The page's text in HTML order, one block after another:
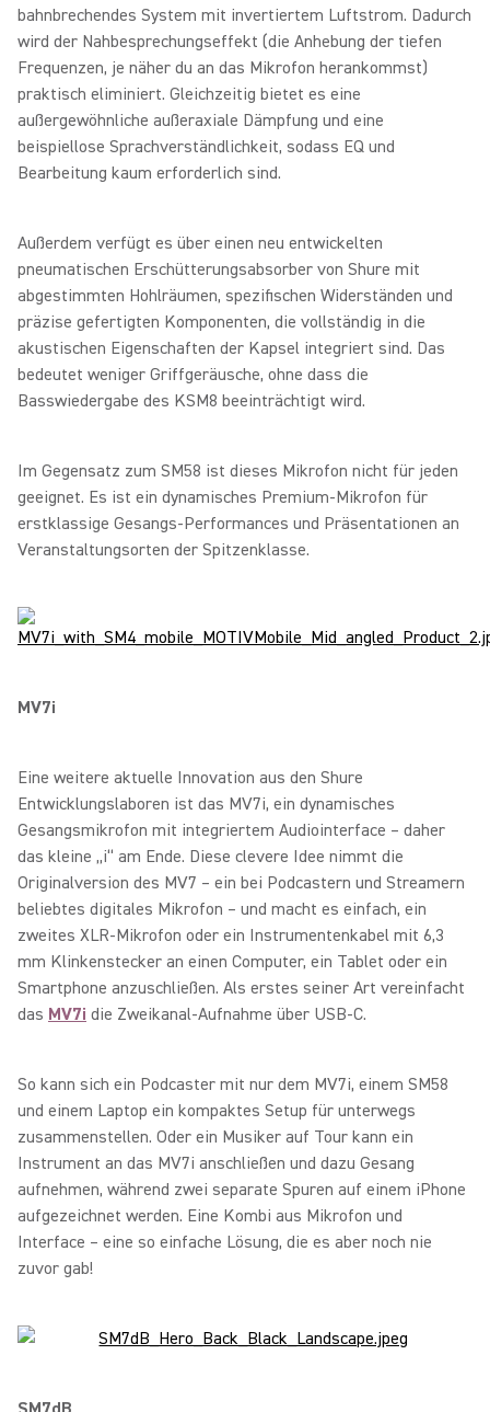
bahnbrechendes System mit invertiertem Luftstrom. Dadurch
wird der Nahbesprechungseffekt (die Anhebung der tiefen
Frequenzen, je näher du an das Mikrofon herankommst)
praktisch eliminiert. Gleichzeitig bietet es eine
außergewöhnliche außeraxiale Dämpfung und eine
beispiellose Sprachverständlichkeit, sodass EQ und
Bearbeitung kaum erforderlich sind.
Außerdem verfügt es über einen neu entwickelten
pneumatischen Erschütterungsabsorber von Shure mit
abgestimmten Hohlräumen, spezifischen Widerständen und
präzise gefertigten Komponenten, die vollständig in die
akustischen Eigenschaften der Kapsel integriert sind. Das
bedeutet weniger Griffgeräusche, ohne dass die
Basswiedergabe des KSM8 beeinträchtigt wird.
Im Gegensatz zum SM58 ist dieses Mikrofon nicht für jeden
geeignet. Es ist ein dynamisches Premium-Mikrofon für
erstklassige Gesangs-Performances und Präsentationen an
Veranstaltungsorten der Spitzenklasse.
MV7i
Eine weitere aktuelle Innovation aus den Shure
Entwicklungslaboren ist das MV7i, ein dynamisches
Gesangsmikrofon mit integriertem Audiointerface – daher
das kleine „i“ am Ende. Diese clevere Idee nimmt die
Originalversion des MV7 – ein bei Podcastern und Streamern
beliebtes digitales Mikrofon – und macht es einfach, ein
zweites XLR-Mikrofon oder ein Instrumentenkabel mit 6,3
mm Klinkenstecker an einen Computer, ein Tablet oder ein
Smartphone anzuschließen. Als erstes seiner Art vereinfacht
das MV7i die Zweikanal-Aufnahme über USB-C.
So kann sich ein Podcaster mit nur dem MV7i, einem SM58
und einem Laptop ein kompaktes Setup für unterwegs
zusammenstellen. Oder ein Musiker auf Tour kann ein
Instrument an das MV7i anschließen und dazu Gesang
aufnehmen, während zwei separate Spuren auf einem iPhone
aufgezeichnet werden. Eine Kombi aus Mikrofon und
Interface – eine so einfache Lösung, die es aber noch nie
zuvor gab!